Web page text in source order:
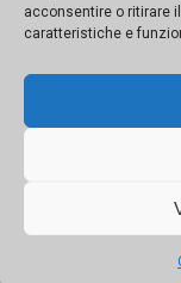
acconsentire o ritirare
caratteristiche e
Porta Felice Srl.
Società iscritta alla
065228208251
© Copyright Porta